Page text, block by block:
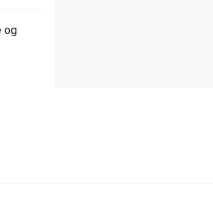
og